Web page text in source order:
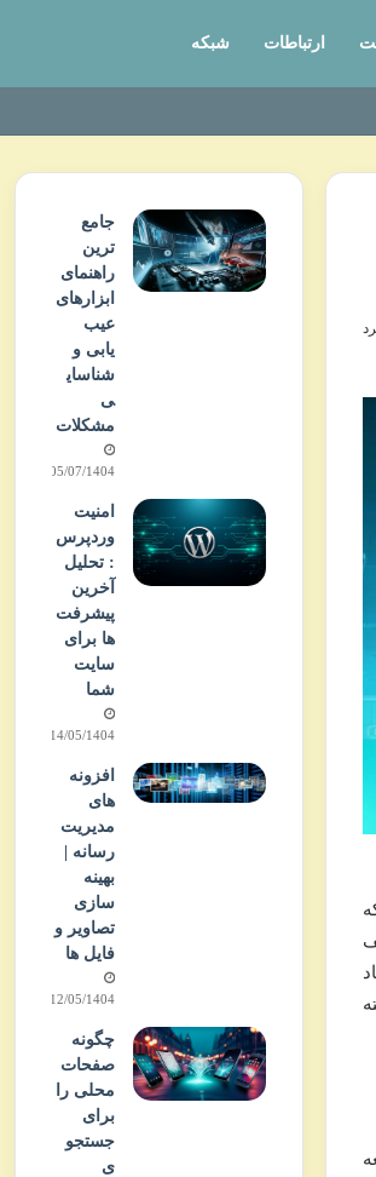
ارتباطات شبکه
جامع
ترین
راهنمای
ابزارهای
عیب
یابی و
شناسای
ی
مشکلات
05/07/1404
امنیت
وردپرس
: تحلیل
آخرین
پیشرفت
ها برای
سایت
شما
14/05/1404
افزونه
های
مدیریت
رسانه |
بهینه
سازی
تصاویر و
فایل ها
12/05/1404
چگونه
صفحات
محلی را
برای
جستجو
ی